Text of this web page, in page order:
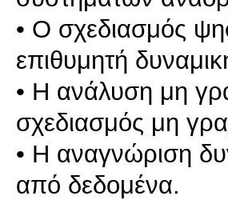
• Ο σχεδιασμός
επιθυμητή
• Η ανάλυση μη
σχεδιασμός μη
• Η αναγνώριση
από δεδομένα.